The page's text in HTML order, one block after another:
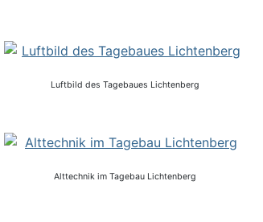
Luftbild des Tagebaues Lichtenberg
Alttechnik im Tagebau Lichtenberg